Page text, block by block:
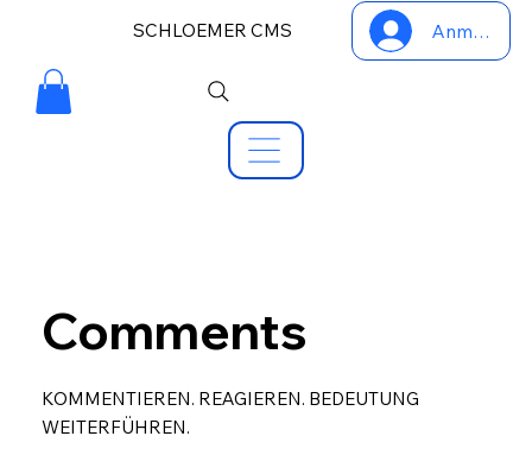
SCHLOEMER CMS Anmelden
Comments
KOMMENTIEREN. REAGIEREN. BEDEUTUNG
WEITERFÜHREN.